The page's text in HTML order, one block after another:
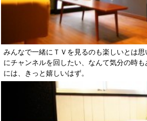
みんなで一緒にＴＶを見るのも楽しいとは
にチャンネルを回したい、なんて気分の時
には、きっと嬉しいはず。